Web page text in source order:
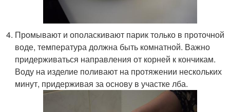
Промывают и ополаскивают парик только в проточной
воде, температура должна быть комнатной. Важно
придерживаться направления от корней к кончикам.
Воду на изделие поливают на протяжении нескольких
минут, придерживая за основу в участке лба.